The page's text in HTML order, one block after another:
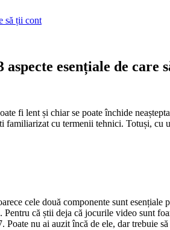
să ții cont
esențiale de care
fi lent și chiar se poate închide
cu termenii tehnici. Totuși,
cele două componente sunt
că știi deja că jocurile video sunt
nu ai auzit încă de ele, dar trebuie